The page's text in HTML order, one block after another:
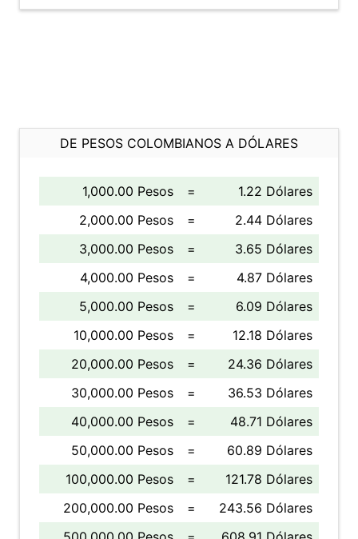
DE PESOS COLOMBIANOS A DÓLARES
1,000.00 Pesos =
1.22 Dólares
2,000.00 Pesos
=
2.44 Dólares
3,000.00 Pesos
=
3.65 Dólares
4,000.00 Pesos
=
4.87 Dólares
5,000.00 Pesos
=
6.09 Dólares
10,000.00 Pesos
=
12.18 Dólares
20,000.00 Pesos
=
24.36 Dólares
30,000.00 Pesos
=
36.53 Dólares
40,000.00 Pesos
=
48.71 Dólares
50,000.00 Pesos
=
60.89 Dólares
100,000.00 Pesos
=
121.78 Dólares
200,000.00 Pesos
=
243.56 Dólares